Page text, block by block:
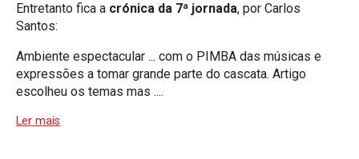
Entretanto fica a crónica da 7ª jornada, por Carlos
Santos:
Ambiente espectacular ... com o PIMBA das músicas e
expressões a tomar grande parte do cascata. Artigo
escolheu os temas mas ....
Ler mais